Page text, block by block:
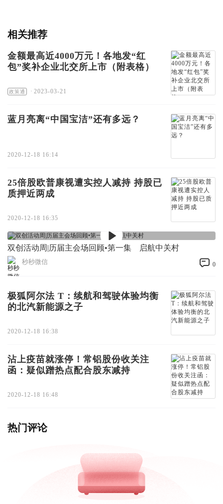
相关推荐
金额最高近4000万元！各地发“红
包”奖补企业北交所上市（附表格）
政策通 · 2023-03-21
蓝月亮离“中国宝洁”还有多远？
2020-12-18 16:14
25倍股欧普康视遭实控人减持 持股已
质押近两成
2020-12-18 16:35
双创活动周|历届主会场回顾•第一集 启航中关村
秒秒微信 0
极狐阿尔法 T：续航和驾驶体验均衡
的北汽新能源之子
2020-12-18 16:38
沾上疫苗就涨停！常铝股份收关注
函：疑似蹭热点配合股东减持
2020-12-18 16:48
热门评论